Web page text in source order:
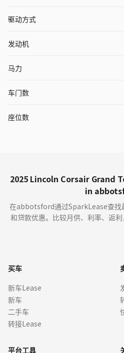
驱动方式
发动机
马力
车门数
座位数
2025 Lincoln Corsair Grand
in
在abbotsford通过SparkLease查
和贷款优惠。比较月供、利率、返利
买车
新车Lease
新车
二手车
转接Lease
平台工具